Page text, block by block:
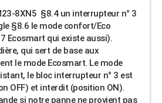
8XN5 §8.4 un interrupteur n° 3
§8.6 le mode confort/Eco
Ecosmart qui existe aussi).
qui sert de base aux
le mode Ecosmart. Le mode
le bloc interrupteur n° 3 est
OFF) et interdit (position ON).
si notre panne ne provient pas